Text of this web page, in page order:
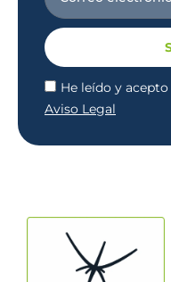
He leído y acepto
Aviso Legal